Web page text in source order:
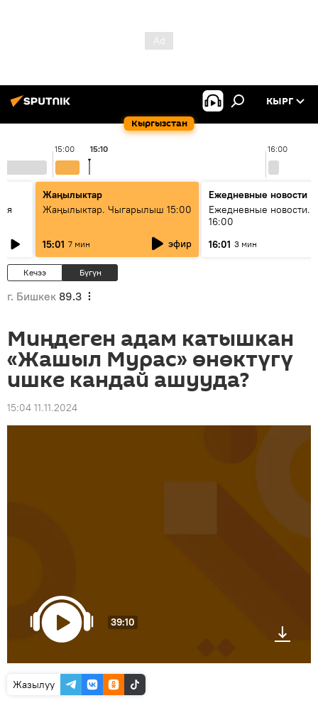
Кыргызстан
КЫРГ
15:00 16:00
15:10
Жаңылыктар
Жаңылыктар. Чыгарылыш 15:00
15:01 7 мин эфир
Ежедневные новости
Ежедневные новости.
16:00
16:01 3 мин
Кечээ Бүгүн
г. Бишкек 89.3
Миңдеген адам катышкан
«Жашыл Мурас» өнөктүгү
ишке кандай ашууда?
15:04 11.11.2024
39:10
Жазылуу